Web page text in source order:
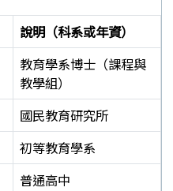
說明（科系或年資）
教育學系博士（課程與
教學組）
國民教育研究所
初等教育學系
普通高中